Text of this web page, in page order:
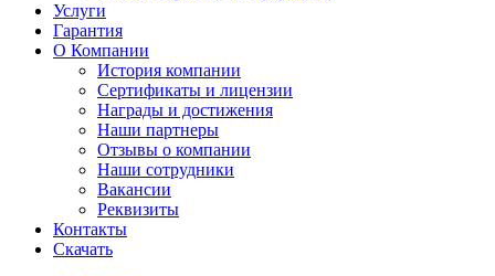
Услуги
Гарантия
О Компании
История компании
Сертификаты и лицензии
Награды и достижения
Наши партнеры
Отзывы о компании
Наши сотрудники
Вакансии
Реквизиты
Контакты
Скачать